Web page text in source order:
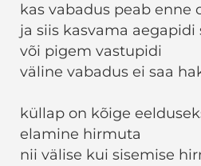
kas vabadus peab enne
ja siis kasvama aegapidi
või pigem vastupidi
väline vabadus ei saa
küllap on kõige
elamine hirmuta
nii välise kui sisemise